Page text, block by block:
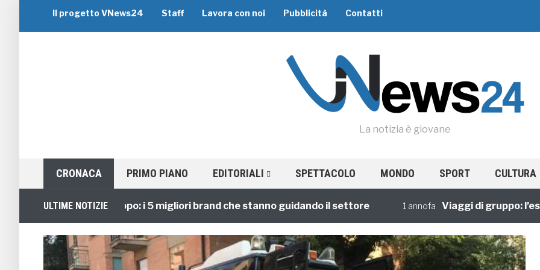
Il progetto VNews24 Staff Lavora con noi Pubblicità Contatti
La notizia è giovane
CRONACA PRIMO PIANO EDITORIALI SPETTACOLO MONDO SPORT CULTURA
ULTIME NOTIZIE
Viaggi di Gruppo: i 5 migliori brand che stanno guidando il settore 1 annofa Viaggi di gruppo: